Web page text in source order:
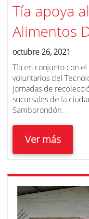
Tía apoya
Alimentos
octubre 26, 2021
Tía en conjunto con
voluntarios del
jornadas de
sucursales de la
Samborondón.
Ver más